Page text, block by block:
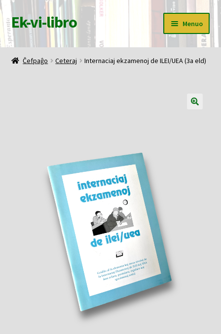
Pretersalti
al
navigado
Iri
rekte
al
la
enhavo
Ek-vi-libro Menuo
Ĉefpaĝo
Ĉefpaĝo Ceteraj Internaciaj ekzamenoj de ILEI/UEA (3a eld)